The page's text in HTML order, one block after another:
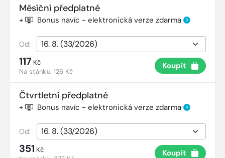
Měsíční předplatné
+ Bonus navíc - elektronická verze zdarma ?
Od:
117 Kč
Na stánku:126 Kč
Koupit
Čtvrtletní předplatné
+ Bonus navíc - elektronická verze zdarma ?
Od:
351 Kč
Koupit